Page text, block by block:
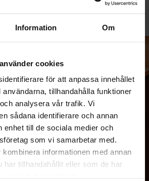
Information Om
cookies
för att anpassa innehållet
tillhandahålla funktioner
analysera vår trafik. Vi
sådana identifierare och annan
enhet till de sociala medier och
som vi samarbetar med.
informationen med annan
har tillhandahållit eller som de har
av syrligt och sött. Dessa
sockerskikt som ger en intensiv och
av syra och sötma, vilket gör Sour
favorit bland både barn och vuxna.
i flera populära smaker, som
Strawberry , och erbjuder något för
för alla tillfällen – oavsett om det
bara när du vill unna dig något